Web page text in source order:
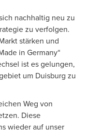
nachhaltig neu zu
zu verfolgen.
stärken und
in Germany“
ist es gelungen,
um Duisburg zu
Weg von
Diese
wieder auf unser